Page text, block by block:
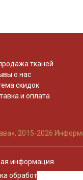
тканей
о нас
скидок
и оплата
2015-2026
информация
обработки